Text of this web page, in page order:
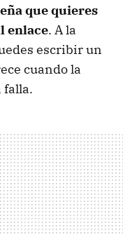
que quieres
enlace. A la
escribir un
cuando la
falla.